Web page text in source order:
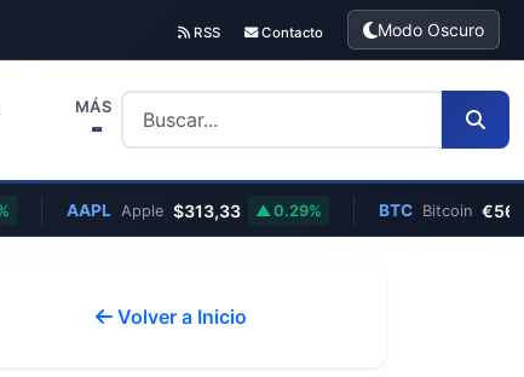
RSS Contacto Modo Oscuro
MÁS
AAPL Apple $313,33 0.29% Bitcoin
Volver a Inicio